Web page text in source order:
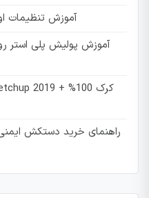
آموزش تنظیمات
آموزش پولیش پلی
راهنمای خرید دستکش ایمنی